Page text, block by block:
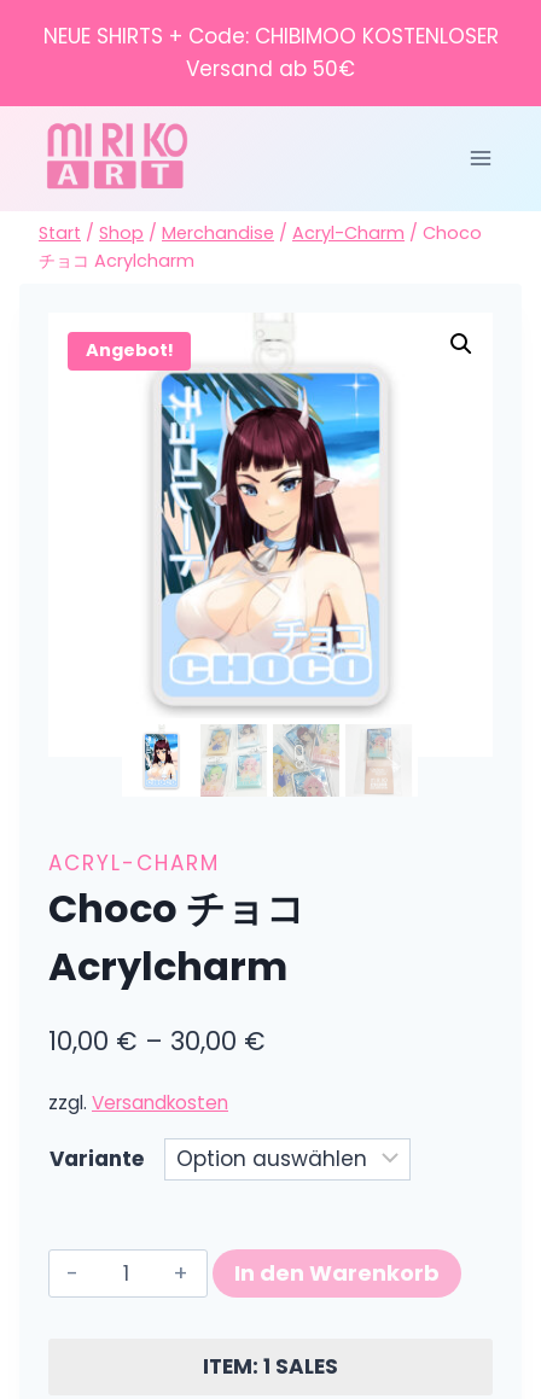
InhaltNEUE SHIRTS + Code: CHIBIMOO KOSTENLOSER
Versand ab 50€
Start / Shop / Merchandise / Acryl-Charm / Choco
チョコ Acrylcharm
Angebot!
ACRYL-CHARM
Choco チョコ
Acrylcharm
10,00 € – 30,00 €
zzgl. Versandkosten
Variante
Choco
チ
In den Warenkorb
ITEM: 1 SALES